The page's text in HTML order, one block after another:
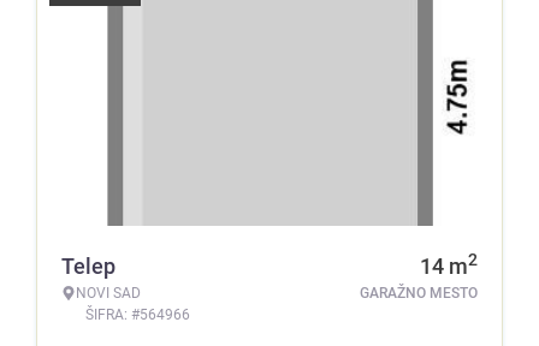
Telep
NOVI SAD
ŠIFRA: #564966
14 m2
GARAŽNO MESTO